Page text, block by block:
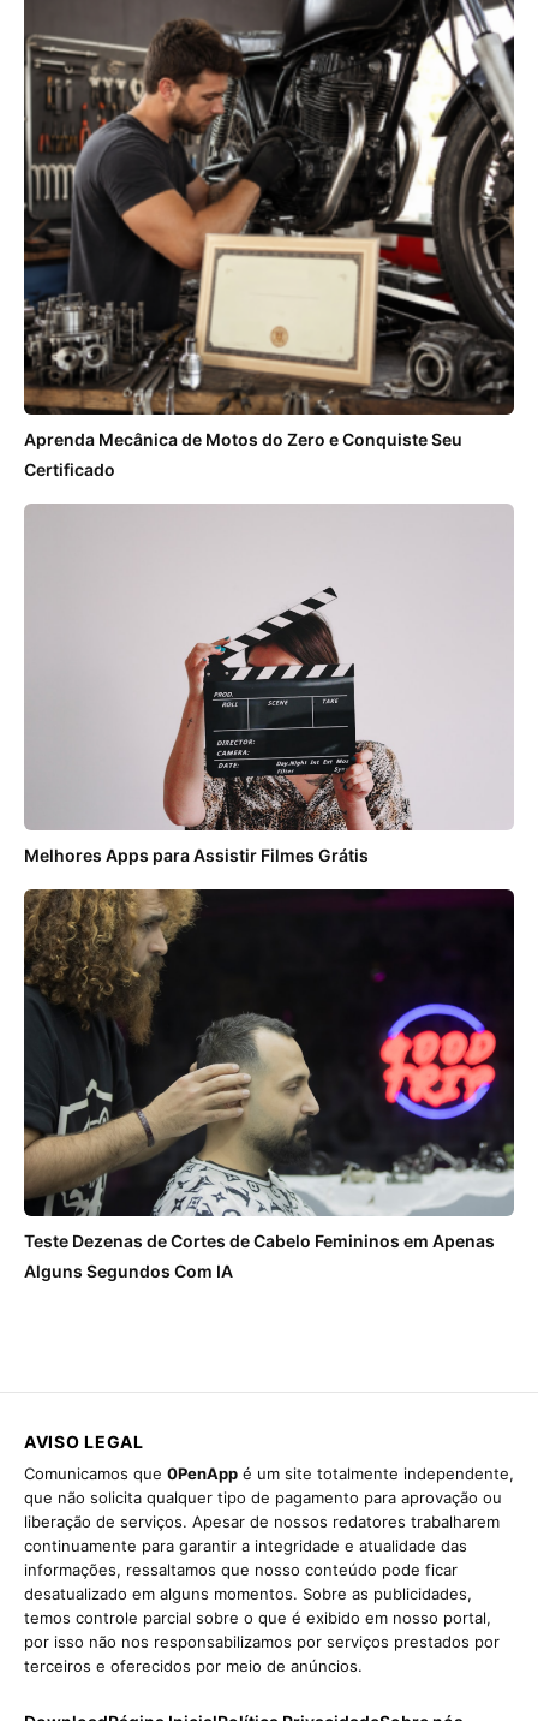
Aprenda Mecânica de Motos do Zero e Conquiste Seu
Certificado
Melhores Apps para Assistir Filmes Grátis
Teste Dezenas de Cortes de Cabelo Femininos em Apenas
Alguns Segundos Com IA
AVISO LEGAL
Comunicamos que 0PenApp é um site totalmente independente,
que não solicita qualquer tipo de pagamento para aprovação ou
liberação de serviços. Apesar de nossos redatores trabalharem
continuamente para garantir a integridade e atualidade das
informações, ressaltamos que nosso conteúdo pode ficar
desatualizado em alguns momentos. Sobre as publicidades,
temos controle parcial sobre o que é exibido em nosso portal,
por isso não nos responsabilizamos por serviços prestados por
terceiros e oferecidos por meio de anúncios.